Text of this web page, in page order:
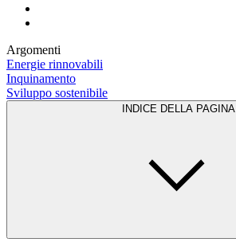
Argomenti
Energie rinnovabili
Inquinamento
Sviluppo sostenibile
INDICE DELLA PAGINA